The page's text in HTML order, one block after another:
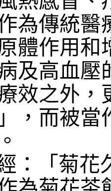
為傳統醫
體作用和
及高血壓
效之外
，而被
：「菊花